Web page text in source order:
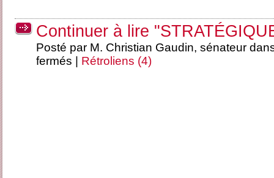
Continuer à lire
Posté par M. Christian Gaudin, sénateur
fermés
Rétroliens (4)